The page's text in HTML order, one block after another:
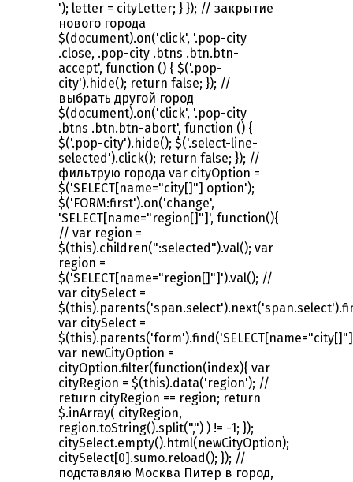
'); letter = cityLetter; } }); // закрытие
нового города
$(document).on('click', '.pop-city
.close, .pop-city .btns .btn.btn-
accept', function () { $('.pop-
city').hide(); return false; }); //
выбрать другой город
$(document).on('click', '.pop-city
.btns .btn.btn-abort', function () {
$('.pop-city').hide(); $('.select-line-
selected').click(); return false; }); //
фильтрую города var cityOption =
$('SELECT[name="city[]"] option');
$('FORM:first').on('change',
'SELECT[name="region[]"]', function(){
// var region =
$(this).children(":selected").val(); var
region =
$('SELECT[name="region[]"]').val(); //
var citySelect =
var citySelect =
var newCityOption =
cityOption.filter(function(index){ var
cityRegion = $(this).data('region'); //
return cityRegion == region; return
$.inArray( cityRegion,
region.toString().split(",") ) != -1; });
citySelect.empty().html(newCityOption);
citySelect[0].sumo.reload(); }); //
подставляю Москва Питер в город,